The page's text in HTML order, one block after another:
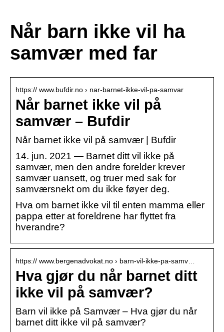
Når barn ikke vil ha
samvær med far
https:// www.bufdir.no › nar-barnet-ikke-vil-pa-samvar
Når barnet ikke vil på
samvær – Bufdir
Når barnet ikke vil på samvær | Bufdir
14. jun. 2021 — Barnet ditt vil ikke på
samvær, men den andre forelder krever
samvær uansett, og truer med sak for
samværsnekt om du ikke føyer deg.
Hva om barnet ikke vil til enten mamma eller
pappa etter at foreldrene har flyttet fra
hverandre?
https:// www.bergenadvokat.no › barn-vil-ikke-pa-samv…
Hva gjør du når barnet ditt
ikke vil på samvær?
Barn vil ikke på Samvær – Hva gjør du når
barnet ditt ikke vil på samvær?